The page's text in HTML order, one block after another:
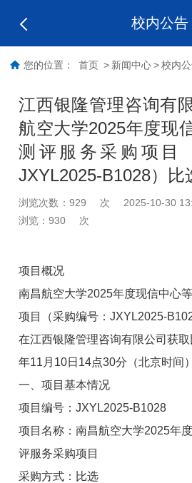
校内公告
您的位置： 首页 > 新闻中心 > 校内
江西银隆管理咨询有
航空大学2025年度现
测评服务采购项目
JXYL2025-B1028）比
浏览次数： 929 次 2025-10-30
浏览：930 次
项目概况
南昌航空大学2025年度现信中心
项目（采购编号：JXYL2025-
在江西银隆管理咨询有限公司获
年11月10日14点30分（北京时间
一、项目基本情况
项目编号：JXYL2025-B1028
项目名称：南昌航空大学2025年
评服务采购项目
采购方式：比选